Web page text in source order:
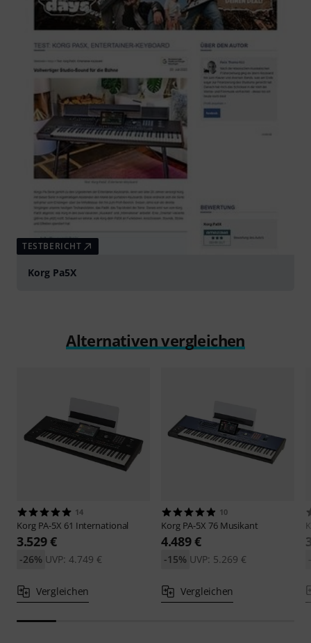
TESTBERICHT
Korg Pa5X
Alternativen vergleichen
14
Korg PA-5X 61 International
3.529 €
UVP: 4.749 €
-26%
Vergleichen
10
Korg PA-5X 76 Musikant
4.489 €
UVP: 5.269 €
-15%
Vergleichen